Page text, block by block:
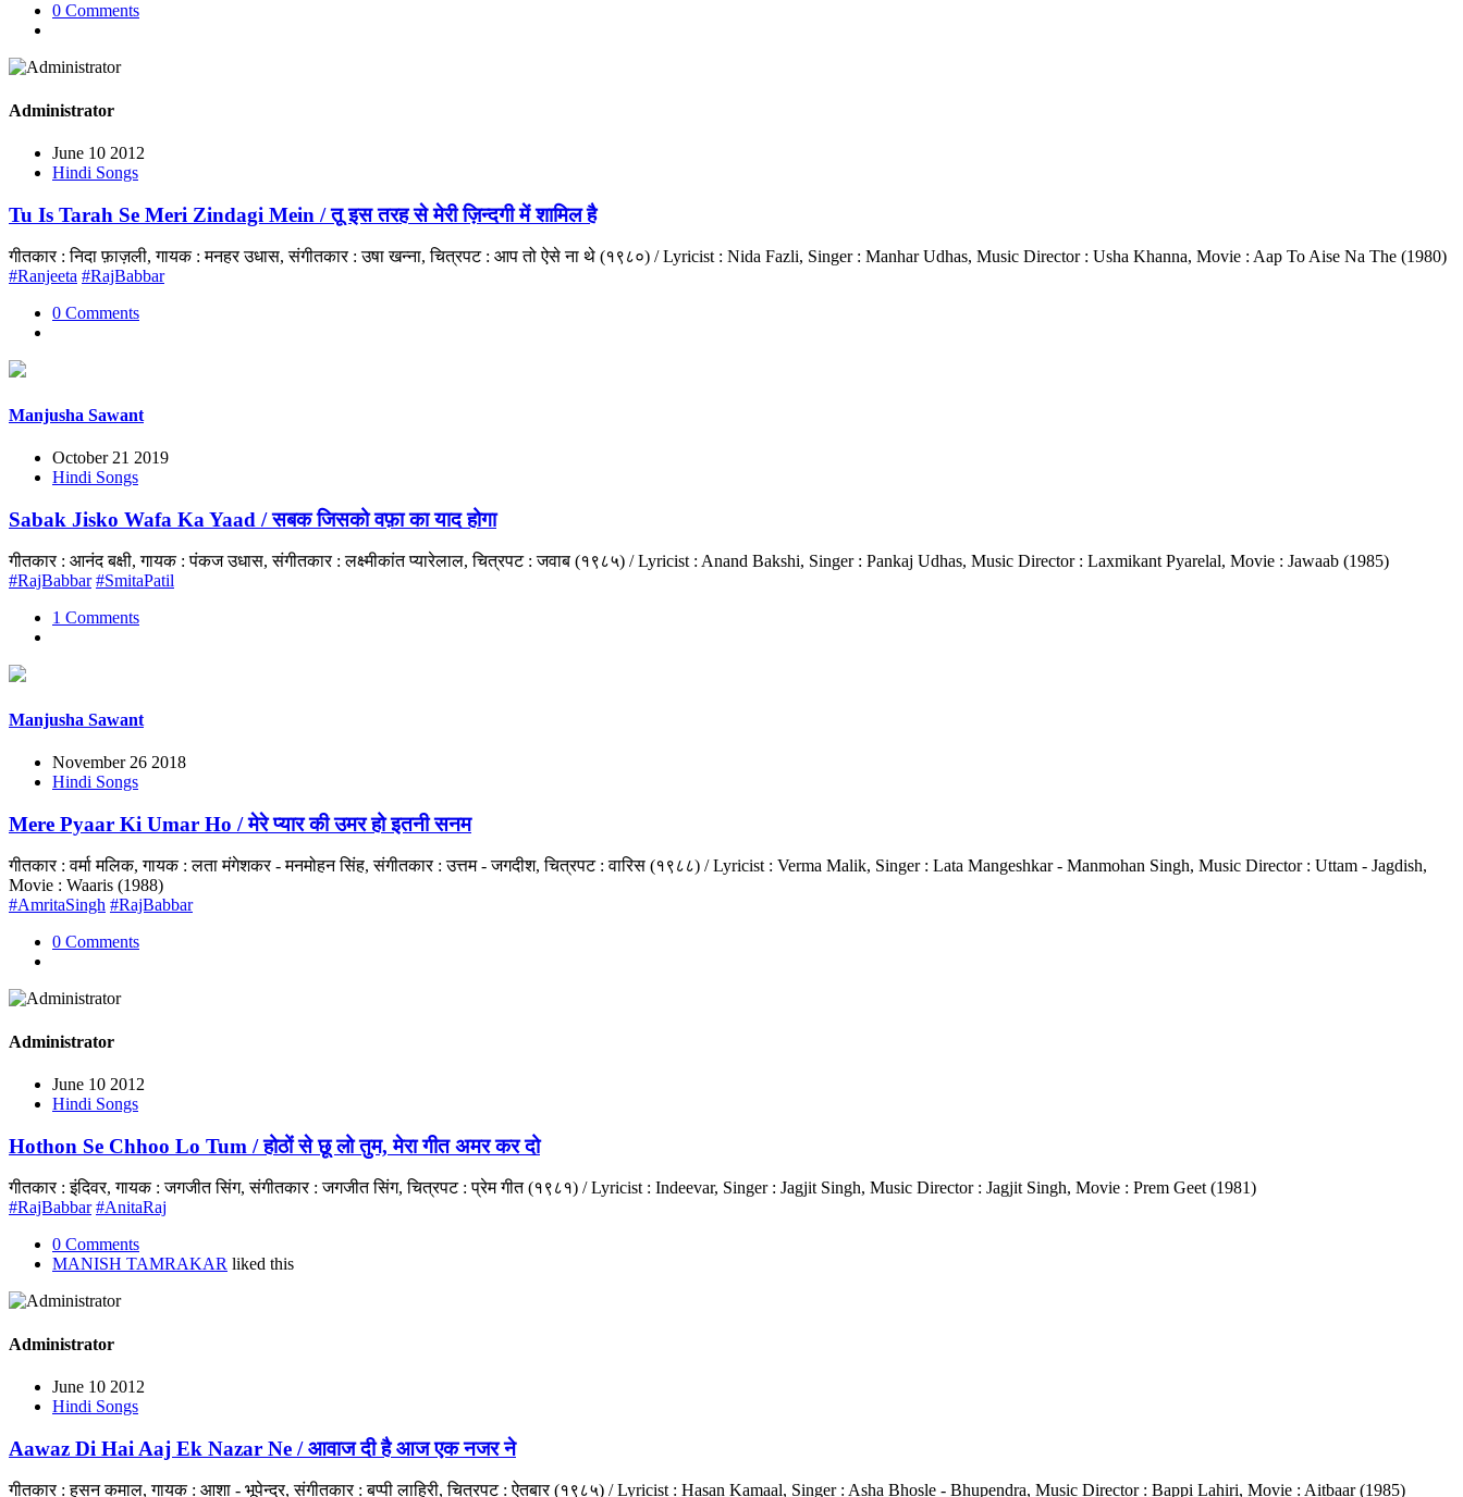
0 Comments
Administrator
June 10 2012
Hindi Songs
Tu Is Tarah Se Meri Zindagi Mein / तू इस तरह से मेरी ज़िन्दगी में शामिल है
गीतकार : निदा फ़ाज़ली, गायक : मनहर उधास, संगीतकार : उषा खन्ना, चित्रपट : आप तो ऐसे ना थे (१९८०) / Lyricist : Nida Fazli, Singer : Manhar Udhas, Music Director : Usha Khanna, Movie : Aap To Aise Na The (1980)
#Ranjeeta #RajBabbar
0 Comments
Manjusha Sawant
October 21 2019
Hindi Songs
Sabak Jisko Wafa Ka Yaad / सबक जिसको वफ़ा का याद होगा
गीतकार : आनंद बक्षी, गायक : पंकज उधास, संगीतकार : लक्ष्मीकांत प्यारेलाल, चित्रपट : जवाब (१९८५) / Lyricist : Anand Bakshi, Singer : Pankaj Udhas, Music Director : Laxmikant Pyarelal, Movie : Jawaab (1985)
#RajBabbar #SmitaPatil
1 Comments
Manjusha Sawant
November 26 2018
Hindi Songs
Mere Pyaar Ki Umar Ho / मेरे प्यार की उमर हो इतनी सनम
गीतकार : वर्मा मलिक, गायक : लता मंगेशकर - मनमोहन सिंह, संगीतकार : उत्तम - जगदीश, चित्रपट : वारिस (१९८८) / Lyricist : Verma Malik, Singer : Lata Mangeshkar - Manmohan Singh, Music Director : Uttam - Jagdish,
Movie : Waaris (1988)
#AmritaSingh #RajBabbar
0 Comments
Administrator
June 10 2012
Hindi Songs
Hothon Se Chhoo Lo Tum / होठों से छू लो तुम, मेरा गीत अमर कर दो
गीतकार : इंदिवर, गायक : जगजीत सिंग, संगीतकार : जगजीत सिंग, चित्रपट : प्रेम गीत (१९८१) / Lyricist : Indeevar, Singer : Jagjit Singh, Music Director : Jagjit Singh, Movie : Prem Geet (1981)
#RajBabbar #AnitaRaj
0 Comments
MANISH TAMRAKAR liked this
Administrator
June 10 2012
Hindi Songs
Aawaz Di Hai Aaj Ek Nazar Ne / आवाज दी है आज एक नजर ने
गीतकार : हसन कमाल, गायक : आशा - भूपेन्द्र, संगीतकार : बप्पी लाहिरी, चित्रपट : ऐतबार (१९८५) / Lyricist : Hasan Kamaal, Singer : Asha Bhosle - Bhupendra, Music Director : Bappi Lahiri, Movie : Aitbaar (1985)